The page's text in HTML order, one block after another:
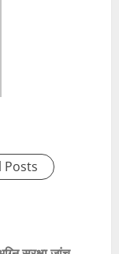
Posts